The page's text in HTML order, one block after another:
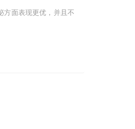
方面表现更优，并且不